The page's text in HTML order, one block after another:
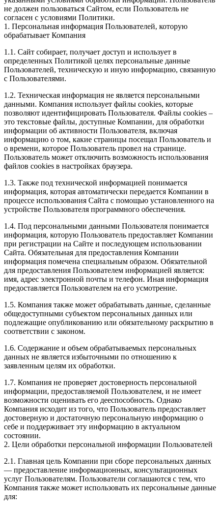
не должен пользоваться Сайтом, если Пользователь не
согласен с условиями Политики.
1. Персональная информация Пользователей, которую
обрабатывает Компания
1.1. Сайт собирает, получает доступ и использует в
определенных Политикой целях персональные данные
Пользователей, техническую и иную информацию, связанную
с Пользователями.
1.2. Техническая информация не является персональными
данными. Компания использует файлы cookies, которые
позволяют идентифицировать Пользователя. Файлы cookies –
это текстовые файлы, доступные Компании, для обработки
информации об активности Пользователя, включая
информацию о том, какие страницы посещал Пользователь и
о времени, которое Пользователь провел на странице.
Пользователь может отключить возможность использования
файлов cookies в настройках браузера.
1.3. Также под технической информацией понимается
информация, которая автоматически передается Компании в
процессе использования Сайта с помощью установленного на
устройстве Пользователя программного обеспечения.
1.4. Под персональными данными Пользователя понимается
информация, которую Пользователь предоставляет Компании
при регистрации на Сайте и последующем использовании
Сайта. Обязательная для предоставления Компании
информация помечена специальным образом. Обязательной
для предоставления Пользователем информацией является:
имя, адрес электронной почты и телефон. Иная информация
предоставляется Пользователем на его усмотрение.
1.5. Компания также может обрабатывать данные, сделанные
общедоступными субъектом персональных данных или
подлежащие опубликованию или обязательному раскрытию в
соответствии с законом.
1.6. Содержание и объем обрабатываемых персональных
данных не является избыточными по отношению к
заявленным целям их обработки.
1.7. Компания не проверяет достоверность персональной
информации, предоставляемой Пользователем, и не имеет
возможности оценивать его дееспособность. Однако
Компания исходит из того, что Пользователь предоставляет
достоверную и достаточную персональную информацию о
себе и поддерживает эту информацию в актуальном
состоянии.
2. Цели обработки персональной информации Пользователей
2.1. Главная цель Компании при сборе персональных данных
— предоставление информационных, консультационных
услуг Пользователям. Пользователи соглашаются с тем, что
Компания также может использовать их персональные данные
для: